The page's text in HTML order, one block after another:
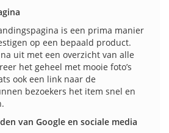
is een prima manier
op een bepaald product.
uit met een overzicht van alle
het geheel met mooie foto’s
ook een link naar de
bezoekers het item snel en
van Google en sociale media